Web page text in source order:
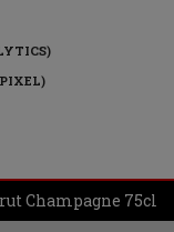
Champagne 75cl